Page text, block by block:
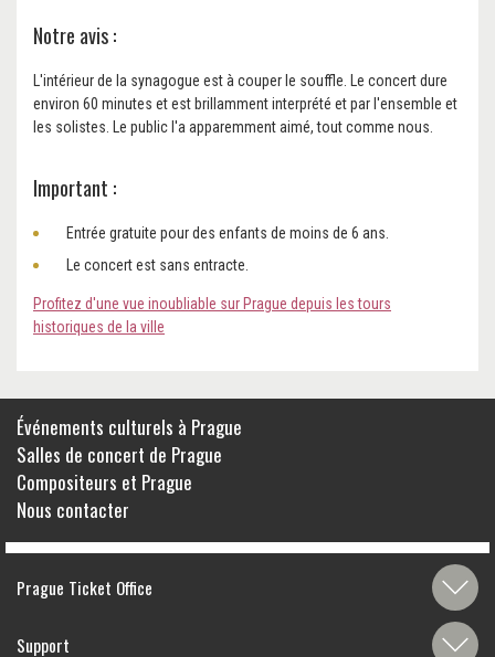
Notre avis :
L'intérieur de la synagogue est à couper le souffle. Le concert dure
environ 60 minutes et est brillamment interprété et par l'ensemble et
les solistes. Le public l'a apparemment aimé, tout comme nous.
Important :
Entrée gratuite pour des enfants de moins de 6 ans.
Le concert est sans entracte.
Profitez d'une vue inoubliable sur Prague depuis les tours
historiques de la ville
Événements culturels à Prague
Salles de concert de Prague
Compositeurs et Prague
Nous contacter
Prague Ticket Office
Support